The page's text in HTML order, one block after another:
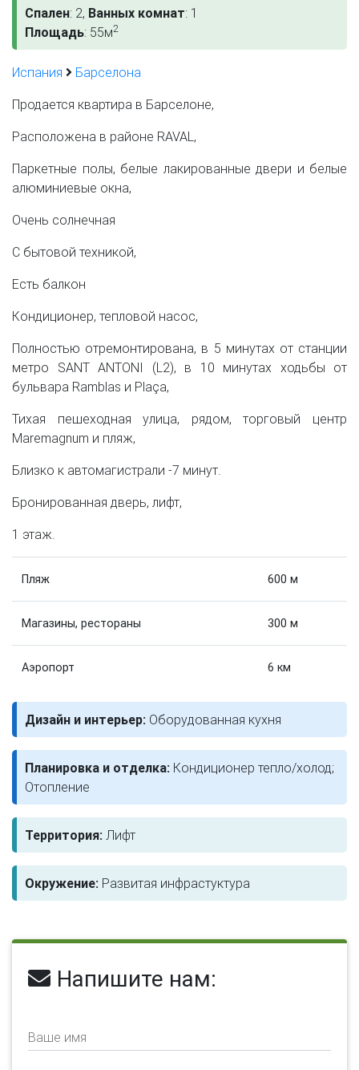
Спален: 2, Ванных комнат: 1
Площадь: 55м2
Испания
Барселона
Продается квартира в Барселоне,
Расположена в районе RAVAL,
Паркетные полы, белые лакированные двери и белые
алюминиевые окна,
Очень солнечная
С бытовой техникой,
Есть балкон
Кондиционер, тепловой насос,
Полностью отремонтирована, в 5 минутах от станции
метро SANT ANTONI (L2), в 10 минутах ходьбы от
бульвара Ramblas и Plaça,
Тихая пешеходная улица, рядом, торговый центр
Maremagnum и пляж,
Близко к автомагистрали -7 минут.
Бронированная дверь, лифт,
1 этаж.
Пляж 600 м
Магазины, рестораны 300 м
Аэропорт 6 км
Дизайн и интерьер: Оборудованная кухня
Планировка и отделка: Кондиционер тепло/холод;
Отопление
Территория: Лифт
Окружение: Развитая инфрастуктура
Напишите нам:
Ваше имя